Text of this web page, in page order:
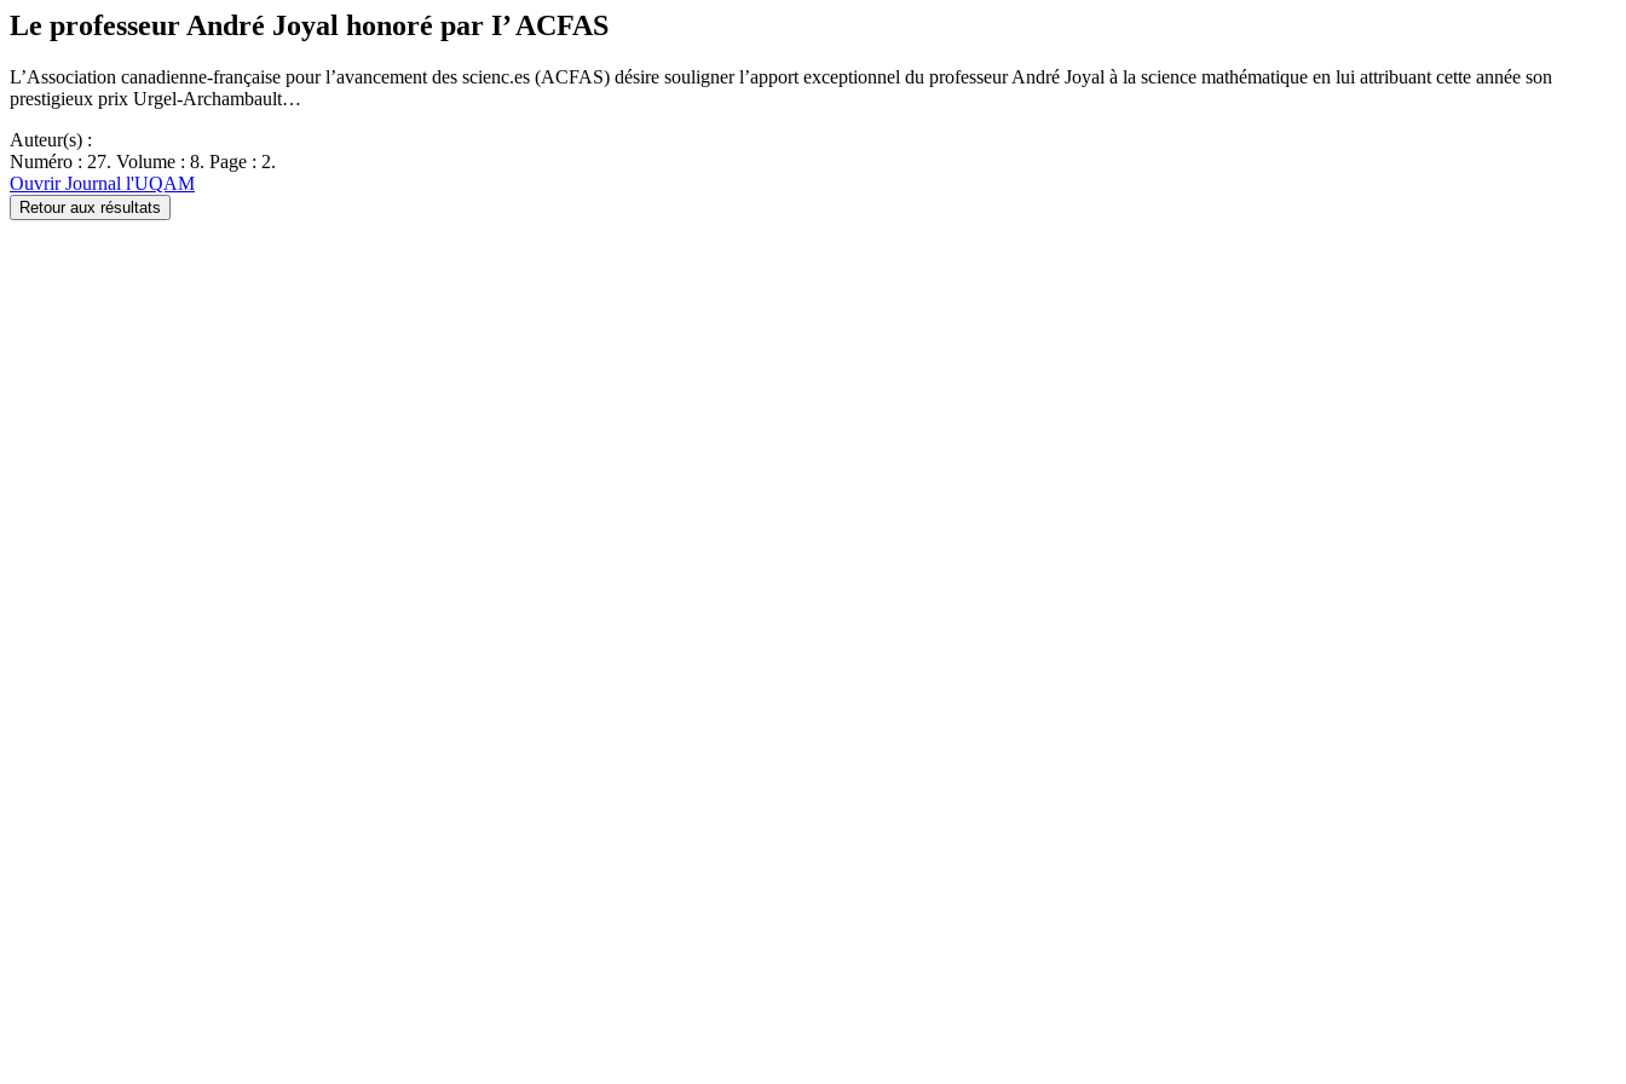
Le professeur André Joyal honoré par I’ ACFAS
L’Association canadienne-française pour l’avancement des scienc.es (ACFAS) désire souligner l’apport exceptionnel du professeur André Joyal à la science mathématique en lui attribuant cette année son
prestigieux prix Urgel-Archambault…
Auteur(s) :
Numéro : 27. Volume : 8. Page : 2.
Ouvrir Journal l'UQAM
Retour aux résultats